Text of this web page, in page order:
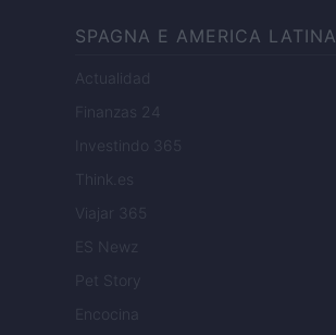
SPAGNA E AMERICA LATINA
Actualidad
Finanzas 24
Investindo 365
Think.es
Viajar 365
ES Newz
Pet Story
Encocina